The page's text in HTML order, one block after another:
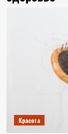
Красота